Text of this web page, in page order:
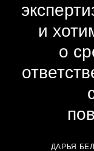
и
о
ДАРЬЯ